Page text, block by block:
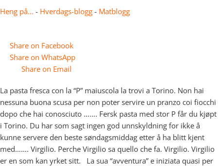
Heng på... - Hverdags-blogg - Matblogg
Share on Facebook
Share on WhatsApp
Share on Email
La pasta fresca con la “P” maiuscola la trovi a Torino. Non hai
nessuna buona scusa per non poter servire un pranzo coi fiocchi
dopo che hai conosciuto ……. Fersk pasta med stor P får du kjøpt
i Torino. Du har som sagt ingen god unnskyldning for ikke å
kunne servere den beste søndagsmiddag etter å ha blitt kjent
med……. Virgilio. Perche Virgilio sa quello che fa. Virgilio. Virgilio
er en som kan yrket sitt. La sua “avventura” e iniziata quasi per